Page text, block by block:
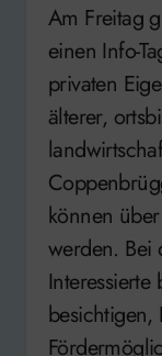
Am Freitag gibt es in Coppenbrügge wieder
einen Info-
privaten
älterer,
können
werden. Bei
Interessierte
besichtigen,